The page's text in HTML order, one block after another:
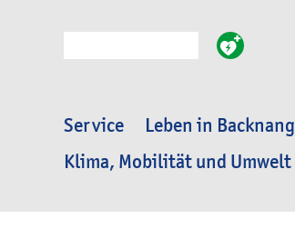
Service Leben in Backnang
Klima, Mobilität und Umwelt